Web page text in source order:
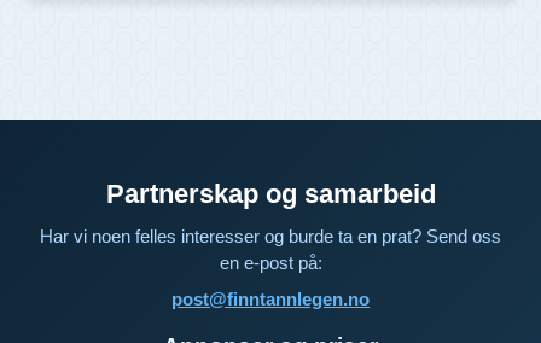
Partnerskap og samarbeid
Har vi noen felles interesser og burde ta en prat? Send oss
en e-post på:
post@finntannlegen.no